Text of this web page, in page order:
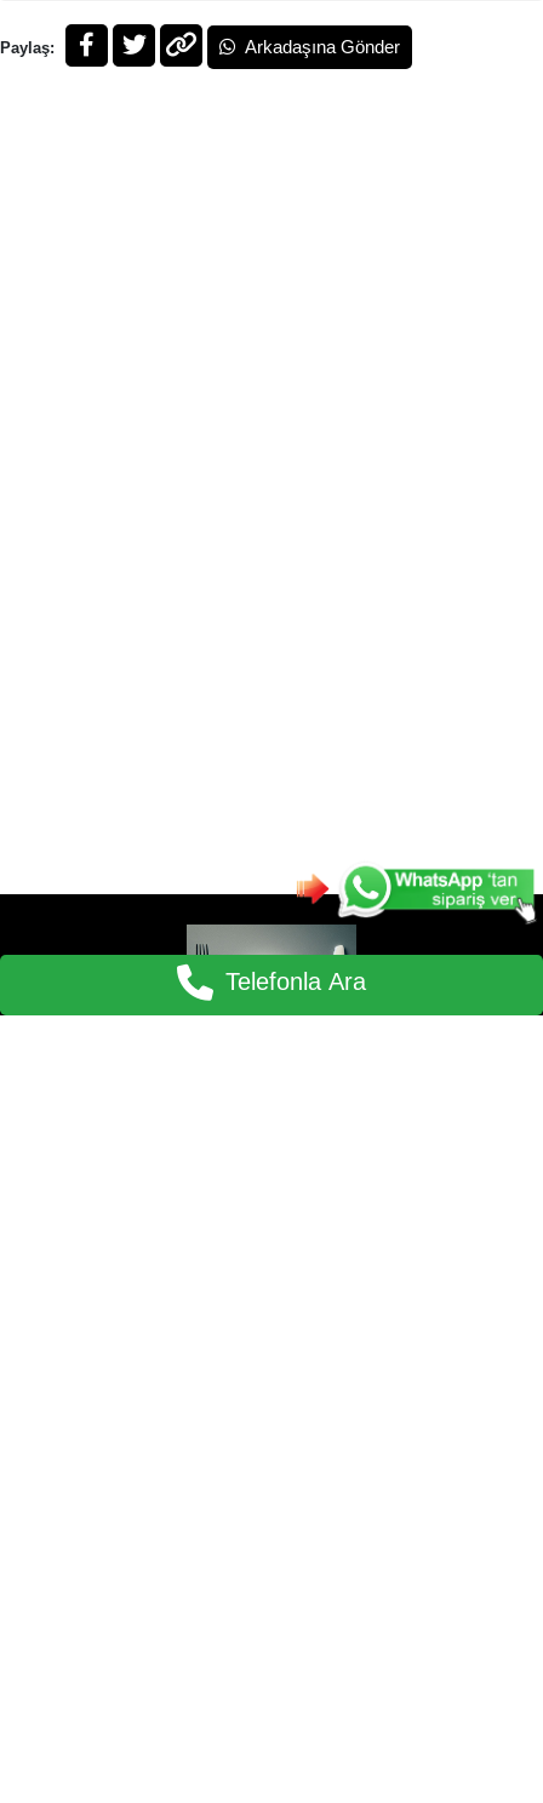
Paylaş: Arkadaşına Gönder
Telefonla Ara